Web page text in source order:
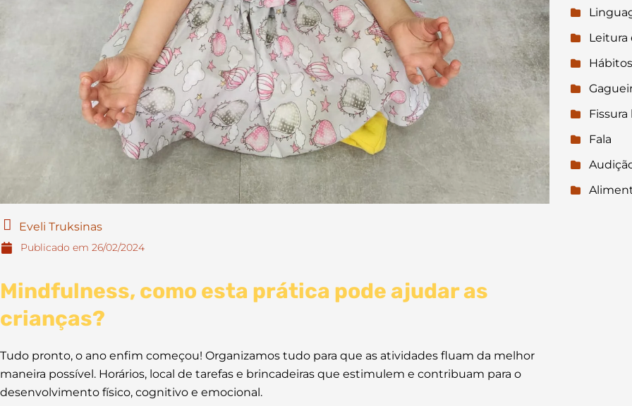
Eveli Truksinas
Publicado em 26/02/2024
Mindfulness, como esta prática pode ajudar as
crianças?
Tudo pronto, o ano enfim começou! Organizamos tudo para que as atividades fluam da melhor
maneira possível. Horários, local de tarefas e brincadeiras que estimulem e contribuam para o
desenvolvimento físico, cognitivo e emocional.
Leitura
Fala